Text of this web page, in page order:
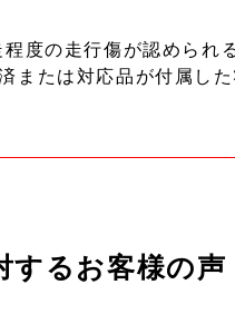
度の走行傷が認められ
または対応品が付属した
するお客様の声